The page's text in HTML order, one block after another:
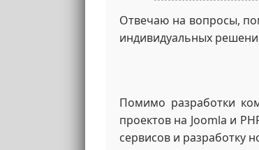
Отвечаю на вопросы,
индивидуальных
Помимо разработки
проектов на Joomla и
сервисов и разработку